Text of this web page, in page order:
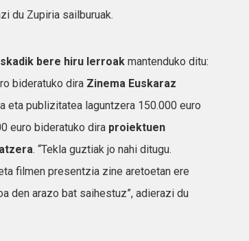
du Zupiria sailburuak.
bere hiru lerroak mantenduko ditu:
bideratuko dira Zinema Euskaraz
eta publizitatea laguntzera 150.000 euro
euro bideratuko dira proiektuen
. “Tekla guztiak jo nahi ditugu.
filmen presentzia zine aretoetan ere
den arazo bat saihestuz”, adierazi du